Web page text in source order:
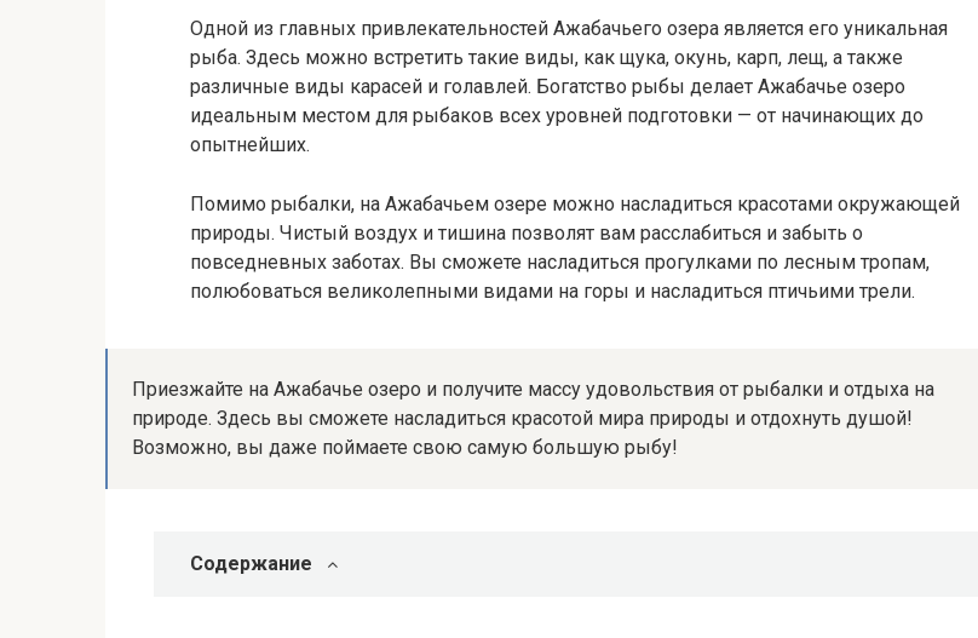
Одной из главных привлекательностей Ажабачьего озера является его уникальная
рыба. Здесь можно встретить такие виды, как щука, окунь, карп, лещ, а также
различные виды карасей и голавлей. Богатство рыбы делает Ажабачье озеро
идеальным местом для рыбаков всех уровней подготовки — от начинающих до
опытнейших.
Помимо рыбалки, на Ажабачьем озере можно насладиться красотами окружающей
природы. Чистый воздух и тишина позволят вам расслабиться и забыть о
повседневных заботах. Вы сможете насладиться прогулками по лесным тропам,
полюбоваться великолепными видами на горы и насладиться птичьими трели.
Приезжайте на Ажабачье озеро и получите массу удовольствия от рыбалки и отдыха на
природе. Здесь вы сможете насладиться красотой мира природы и отдохнуть душой!
Возможно, вы даже поймаете свою самую большую рыбу!
Содержание